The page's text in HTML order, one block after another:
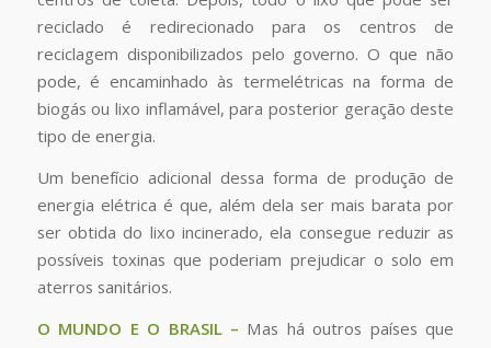
reciclado é redirecionado para os centros de
reciclagem disponibilizados pelo governo. O que não
pode, é encaminhado às termelétricas na forma de
biogás ou lixo inflamável, para posterior geração deste
tipo de energia.
Um benefício adicional dessa forma de produção de
energia elétrica é que, além dela ser mais barata por
ser obtida do lixo incinerado, ela consegue reduzir as
possíveis toxinas que poderiam prejudicar o solo em
aterros sanitários.
O MUNDO E O BRASIL – Mas há outros países que